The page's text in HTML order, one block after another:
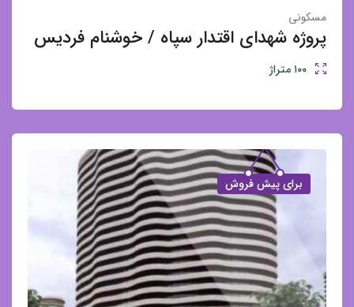
مسکونی
پروژه شهدای اقتدار سپاه / خوشنام فردیس
۱۰۰متراژ
برای پیش فروش